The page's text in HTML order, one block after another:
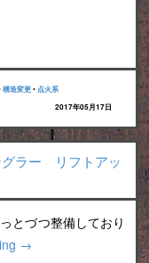
構造変更• 点火系
2017年05月17日
ラー リフトアッ
とづつ整備しており
→